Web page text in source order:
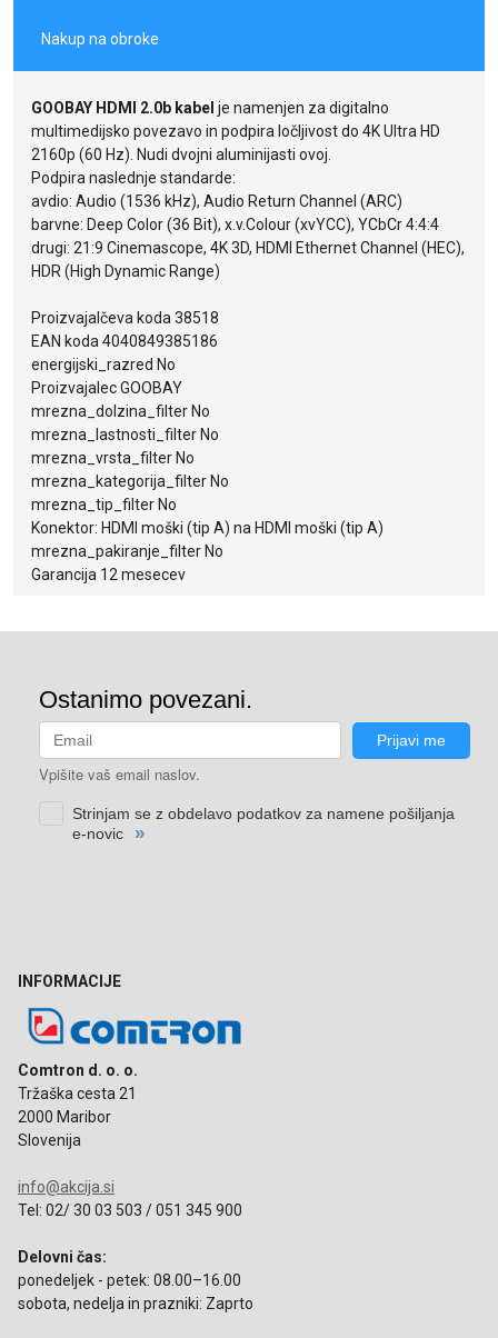
Nakup na obroke
GOOBAY HDMI 2.0b kabel je namenjen za digitalno
multimedijsko povezavo in podpira ločljivost do 4K Ultra HD
2160p (60 Hz). Nudi dvojni aluminijasti ovoj.
Podpira naslednje standarde:
avdio: Audio (1536 kHz), Audio Return Channel (ARC)
barvne: Deep Color (36 Bit), x.v.Colour (xvYCC), YCbCr 4:4:4
drugi: 21:9 Cinemascope, 4K 3D, HDMI Ethernet Channel (HEC),
HDR (High Dynamic Range)
Proizvajalčeva koda 38518
EAN koda 4040849385186
energijski_razred No
Proizvajalec GOOBAY
mrezna_dolzina_filter No
mrezna_lastnosti_filter No
mrezna_vrsta_filter No
mrezna_kategorija_filter No
mrezna_tip_filter No
Konektor: HDMI moški (tip A) na HDMI moški (tip A)
mrezna_pakiranje_filter No
Garancija 12 mesecev
INFORMACIJE
Comtron d. o. o.
Tržaška cesta 21
2000 Maribor
Slovenija
info@akcija.si
Tel: 02/ 30 03 503 / 051 345 900
Delovni čas:
ponedeljek - petek: 08.00–16.00
sobota, nedelja in prazniki: Zaprto